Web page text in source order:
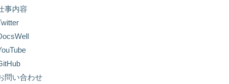
事内容
問い合わせ